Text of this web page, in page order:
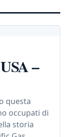
–
questa
occupati di
storia